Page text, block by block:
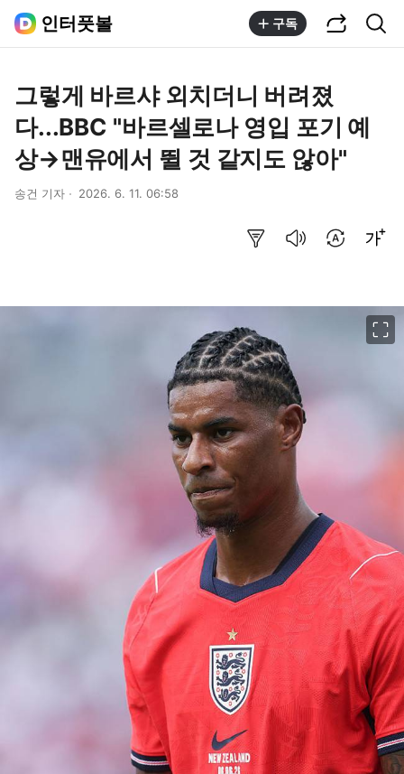
인터풋볼 구독
그렇게 바르샤 외치더니 버려졌
다...BBC "바르셀로나 영입 포기 예
상→맨유에서 뛸 것 같지도 않아"
송건 기자 2026. 6. 11. 06:58